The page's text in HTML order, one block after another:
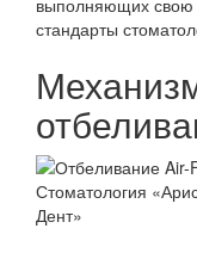
выполняющих свою
стандарты